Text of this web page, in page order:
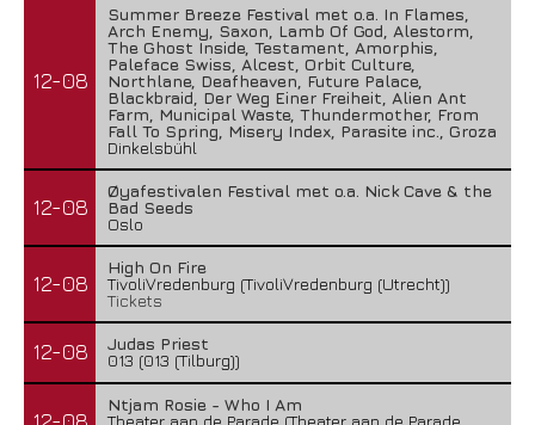
12-08
Summer Breeze Festival met o.a. In Flames,
Arch Enemy, Saxon, Lamb Of God, Alestorm,
The Ghost Inside, Testament, Amorphis,
Paleface Swiss, Alcest, Orbit Culture,
Northlane, Deafheaven, Future Palace,
Blackbraid, Der Weg Einer Freiheit, Alien Ant
Farm, Municipal Waste, Thundermother, From
Fall To Spring, Misery Index, Parasite inc., Groza
Dinkelsbühl
12-08
Øyafestivalen Festival met o.a. Nick Cave & the
Bad Seeds
Oslo
12-08
High On Fire
TivoliVredenburg (TivoliVredenburg (Utrecht))
Tickets
12-08
Judas Priest
013 (013 (Tilburg))
Ntjam Rosie - Who I Am
Theater aan de Parade (Theater aan de Parade